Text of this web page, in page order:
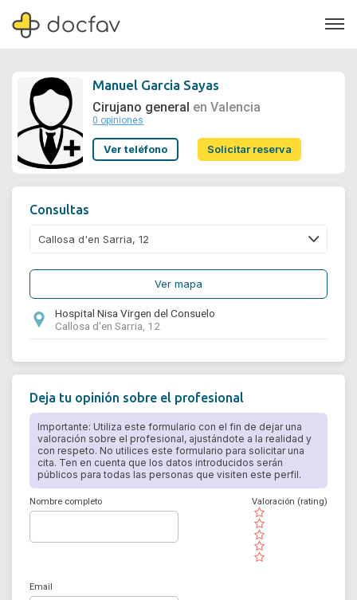
Soporte
Manuel Garcia Sayas
Cirujano general en Valencia
0 opiniones
Ver teléfono Solicitar reserva
Consultas
Ver mapa
Hospital Nisa Virgen del Consuelo
Callosa d'en Sarria, 12
Deja tu opinión sobre el profesional
Importante: Utiliza este formulario con el fin de dejar una
valoración sobre el profesional, ajustándote a la realidad y
con respeto. No utilices este formulario para solicitar una
cita. Ten en cuenta que los datos introducidos serán
públicos para todas las personas que visiten este perfil.
Nombre completo
( )
( )
( )
( )
( )
Valoración (rating)
Email